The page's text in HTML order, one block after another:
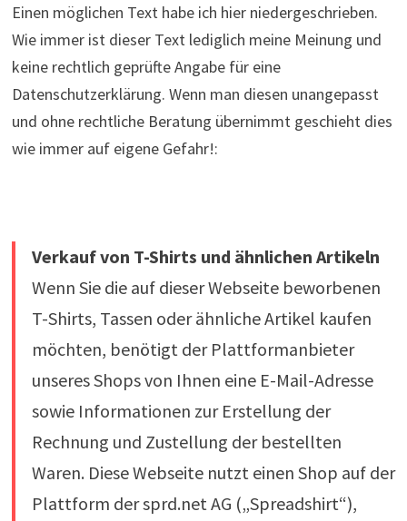
Einen möglichen Text habe ich hier niedergeschrieben.
Wie immer ist dieser Text lediglich meine Meinung und
keine rechtlich geprüfte Angabe für eine
Datenschutzerklärung. Wenn man diesen unangepasst
und ohne rechtliche Beratung übernimmt geschieht dies
wie immer auf eigene Gefahr!:
Verkauf von T-Shirts und ähnlichen Artikeln
Wenn Sie die auf dieser Webseite beworbenen
T-Shirts, Tassen oder ähnliche Artikel kaufen
möchten, benötigt der Plattformanbieter
unseres Shops von Ihnen eine E-Mail-Adresse
sowie Informationen zur Erstellung der
Rechnung und Zustellung der bestellten
Waren. Diese Webseite nutzt einen Shop auf der
Plattform der sprd.net AG („Spreadshirt“),